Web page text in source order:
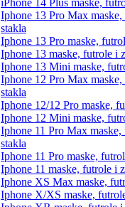
iPhone 14 Plus maske,
Iphone 13 Pro Max
stakla
Iphone 13 Pro maske,
Iphone 13 maske, futrole i
Iphone 13 Mini maske,
Iphone 12 Pro Max
stakla
Iphone 12/12 Pro maske,
Iphone 12 Mini maske,
Iphone 11 Pro Max maske,
stakla
Iphone 11 Pro maske,
Iphone 11 maske, futrole i
Iphone XS Max maske,
Iphone X/XS maske,